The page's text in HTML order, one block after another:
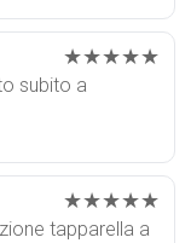
★★★★★
subito a
★★★★★
tapparella a